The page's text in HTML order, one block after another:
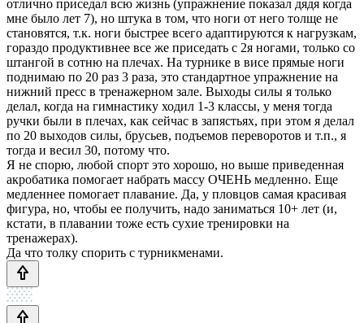
отлично приседал всю жизнь (упражнение показал дядя когда
мне было лет 7), но штука в том, что ноги от него толще не
становятся, т.к. ноги быстрее всего адаптируются к нагрузкам,
гораздо продуктивнее все же приседать с 2я ногами, только со
штангой в сотню на плечах. На турнике в висе прямые ноги
поднимаю по 20 раз 3 раза, это стандартное упражнение на
нижний пресс в тренажерном зале. Выходы силы я только
делал, когда на гимнастику ходил 1-3 классы, у меня тогда
ручки были в плечах, как сейчас в запястьях, при этом я делал
по 20 выходов силы, брусьев, подъемов переворотов и т.п., я
тогда и весил 30, потому что.
Я не спорю, любой спорт это хорошо, но выше приведенная
акробатика помогает набрать массу ОЧЕНЬ медленно. Еще
медленнее помогает плавание. Да, у пловцов самая красивая
фигура, но, чтобы ее получить, надо заниматься 10+ лет (и,
кстати, в плавании тоже есть сухие тренировки на
тренажерах).
Да что толку спорить с турникменами.